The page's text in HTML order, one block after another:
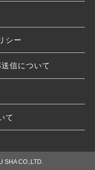
シー
信について
て
SHA CO.,LTD.